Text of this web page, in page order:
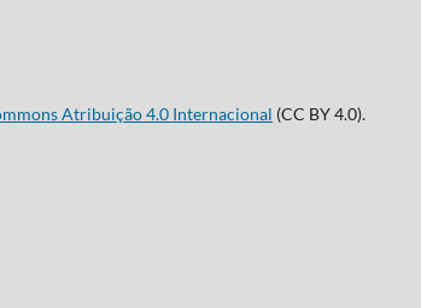
Atribuição 4.0 Internacional (CC BY 4.0).